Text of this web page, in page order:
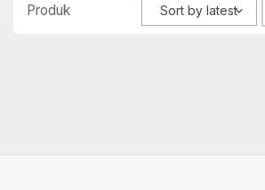
Produk Sort by latest